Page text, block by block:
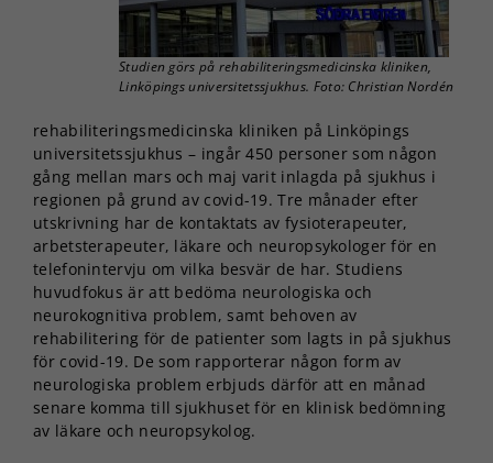
Studien görs på rehabiliteringsmedicinska kliniken,
Linköpings universitetssjukhus. Foto: Christian Nordén
rehabiliteringsmedicinska kliniken på Linköpings
universitetssjukhus – ingår 450 personer som någon
gång mellan mars och maj varit inlagda på sjukhus i
regionen på grund av covid-19. Tre månader efter
utskrivning har de kontaktats av fysioterapeuter,
arbetsterapeuter, läkare och neuropsykologer för en
telefonintervju om vilka besvär de har. Studiens
huvudfokus är att bedöma neurologiska och
neurokognitiva problem, samt behoven av
rehabilitering för de patienter som lagts in på sjukhus
för covid-19. De som rapporterar någon form av
neurologiska problem erbjuds därför att en månad
senare komma till sjukhuset för en klinisk bedömning
av läkare och neuropsykolog.